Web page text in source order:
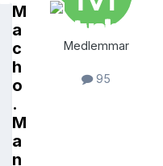
M
a
c
h
o
.
M
a
n
Medlemmar
95